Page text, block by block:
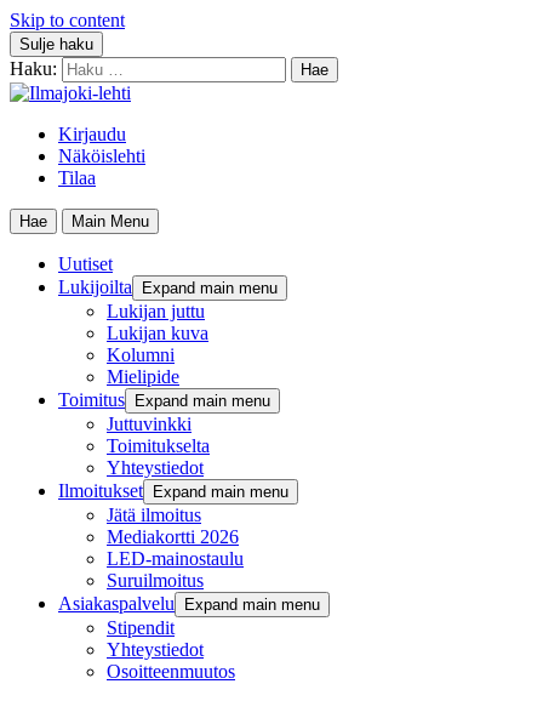
Skip to content
Sulje haku
Haku:
Kirjaudu
Näköislehti
Tilaa
Hae Main Menu
Uutiset
Lukijoilta
Expand main menu
Lukijan juttu
Lukijan kuva
Kolumni
Mielipide
Toimitus
Expand main menu
Juttuvinkki
Toimitukselta
Yhteystiedot
Ilmoitukset
Expand main menu
Jätä ilmoitus
Mediakortti 2026
LED-mainostaulu
Suruilmoitus
Asiakaspalvelu
Expand main menu
Stipendit
Yhteystiedot
Osoitteenmuutos